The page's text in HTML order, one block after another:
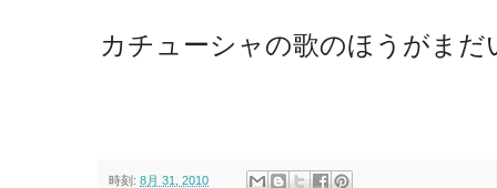
カチューシャの歌のほうがまだ
時刻: 8月 31, 2010